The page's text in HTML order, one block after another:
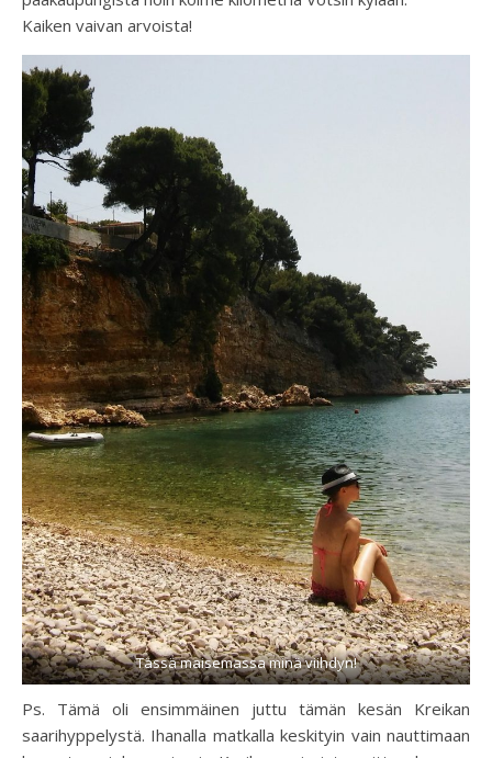
Kaiken vaivan arvoista!
Tässä maisemassa minä viihdyn!
Ps. Tämä oli ensimmäinen juttu tämän kesän Kreikan
saarihyppelystä. Ihanalla matkalla keskityin vain nauttimaan